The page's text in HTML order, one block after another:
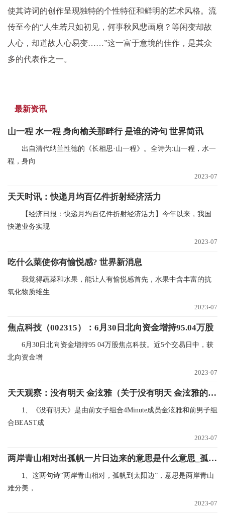
使其诗词的创作呈现独特的个性特征和鲜明的艺术风格。流
传至今的“人生若只如初见，何事秋风悲画扇？等闲变却故
人心，却道故人心易变……”这一富于意境的佳作，是其众
多的代表作之一。
最新资讯
山一程 水一程 身向榆关那畔行 是谁的诗句 世界简讯
出自清代纳兰性德的《长相思·山一程》。全诗为:山一程，水一
程，身向
2023-07
天天时讯：快递月均百亿件折射经济活力
【经济日报：快递月均百亿件折射经济活力】今年以来，我国
快递业务实现
2023-07
吃什么菜使你有愉悦感? 世界新消息
我觉得蔬菜和水果，能让人有愉悦感首先，水果中含丰富的抗
氧化物质维生
2023-07
焦点科技（002315）：6月30日北向资金增持95.04万股
6月30日北向资金增持95 04万股焦点科技。近5个交易日中，获
北向资金增
2023-07
天天观察：没有明天 金泫雅（关于没有明天 金泫雅的基本详情介绍）
1、《没有明天》是由前女子组合4Minute成员金泫雅和前男子组
合BEAST成
2023-07
两岸青山相对出孤帆一片日边来的意思是什么意思_孤帆一片日边来诗句译文|世界速看
1、这两句诗“两岸青山相对，孤帆到太阳边”，意思是两岸青山
难分美，
2023-07